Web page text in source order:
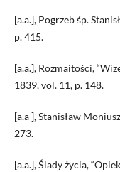
[a.a.], Pogrzeb śp.
p. 415.
[a.a.], Rozmaitości,
1839, vol. 11, p. 148.
[a.a ], Stanisław
273.
[a.a.], Ślady życia,